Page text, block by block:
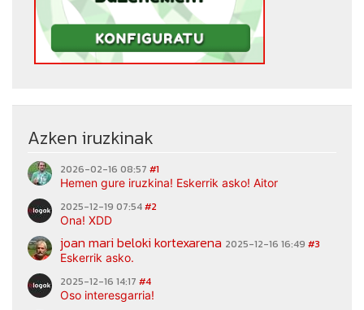
Azken iruzkinak
2026-02-16 08:57 #1
Hemen gure iruzkina! Eskerrik asko! Aitor
2025-12-19 07:54#2
Ona! XDD
joan mari beloki kortexarena 2025-12-16 16:49 #3
Eskerrik asko.
2025-12-16 14:17 #4
Oso interesgarria!